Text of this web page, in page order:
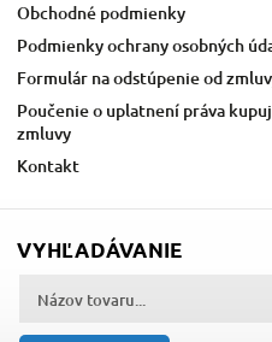
Obchodné podmienky
Podmienky ochrany osobných
Formulár na odstúpenie od
Poučenie o uplatnení práva
zmluvy
Kontakt
VYHĽADÁVANIE